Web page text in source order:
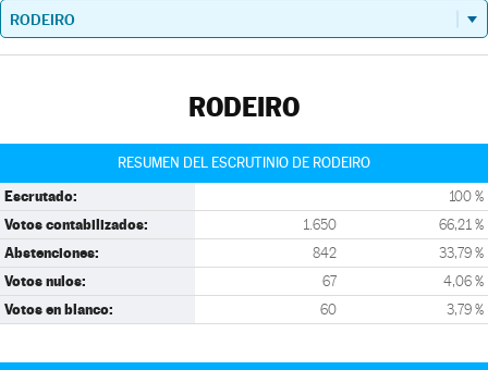
RODEIRO
RESUMEN DEL ESCRUTINIO DE RODEIRO
Escrutado: 100 %
Votos contabilizados: 1.650 66,21 %
Abstenciones: 842 33,79 %
Votos nulos: 67 4,06 %
Votos en blanco: 60 3,79 %